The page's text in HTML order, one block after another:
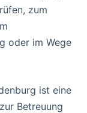
zum
oder im Wege
ist eine
Betreuung